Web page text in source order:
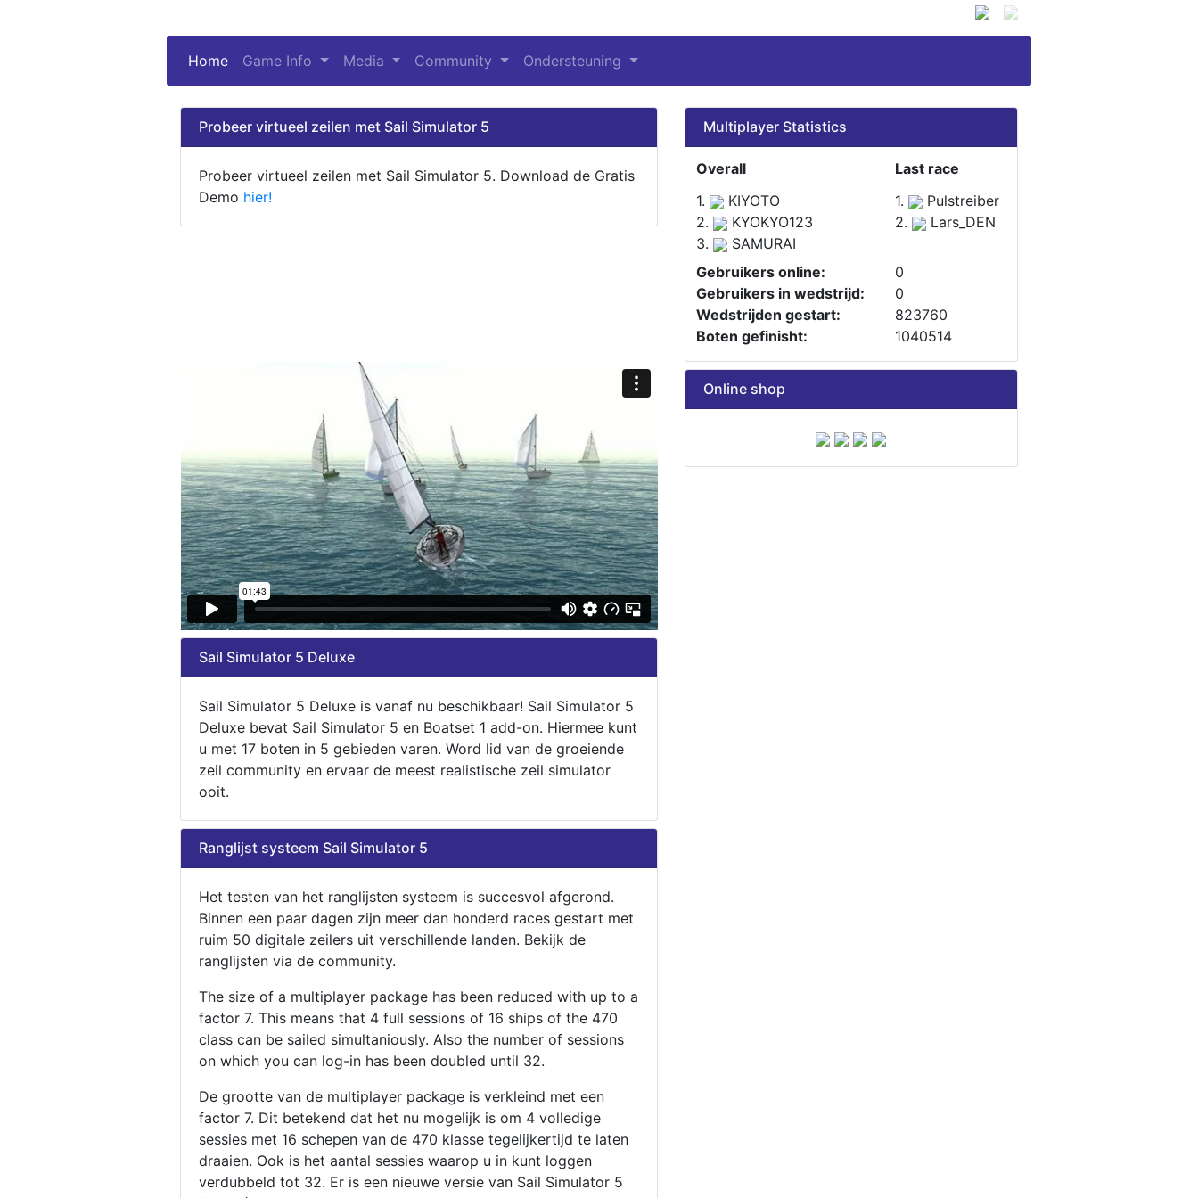
Home (current)
Game Info Media Community Ondersteuning
Probeer virtueel zeilen met Sail Simulator 5
Probeer virtueel zeilen met Sail Simulator 5. Download de Gratis
Demo hier!
Multiplayer Statistics
Overall
Last race
1.
KIYOTO 1.
Pulstreiber
2.
KYOKYO123 2.
Lars_DEN
3.
SAMURAI
Gebruikers online:
0
Gebruikers in wedstrijd:
0
Wedstrijden gestart:
823760
Boten gefinisht:
1040514
Sail Simulator 5 Deluxe
Sail Simulator 5 Deluxe is vanaf nu beschikbaar! Sail Simulator 5
Deluxe bevat Sail Simulator 5 en Boatset 1 add-on. Hiermee kunt
u met 17 boten in 5 gebieden varen. Word lid van de groeiende
zeil community en ervaar de meest realistische zeil simulator
ooit.
Ranglijst systeem Sail Simulator 5
Het testen van het ranglijsten systeem is succesvol afgerond.
Binnen een paar dagen zijn meer dan honderd races gestart met
ruim 50 digitale zeilers uit verschillende landen. Bekijk de
ranglijsten via de community.
The size of a multiplayer package has been reduced with up to a
factor 7. This means that 4 full sessions of 16 ships of the 470
class can be sailed simultaniously. Also the number of sessions
on which you can log-in has been doubled until 32.
De grootte van de multiplayer package is verkleind met een
factor 7. Dit betekend dat het nu mogelijk is om 4 volledige
sessies met 16 schepen van de 470 klasse tegelijkertijd te laten
draaien. Ook is het aantal sessies waarop u in kunt loggen
verdubbeld tot 32. Er is een nieuwe versie van Sail Simulator 5
Online shop